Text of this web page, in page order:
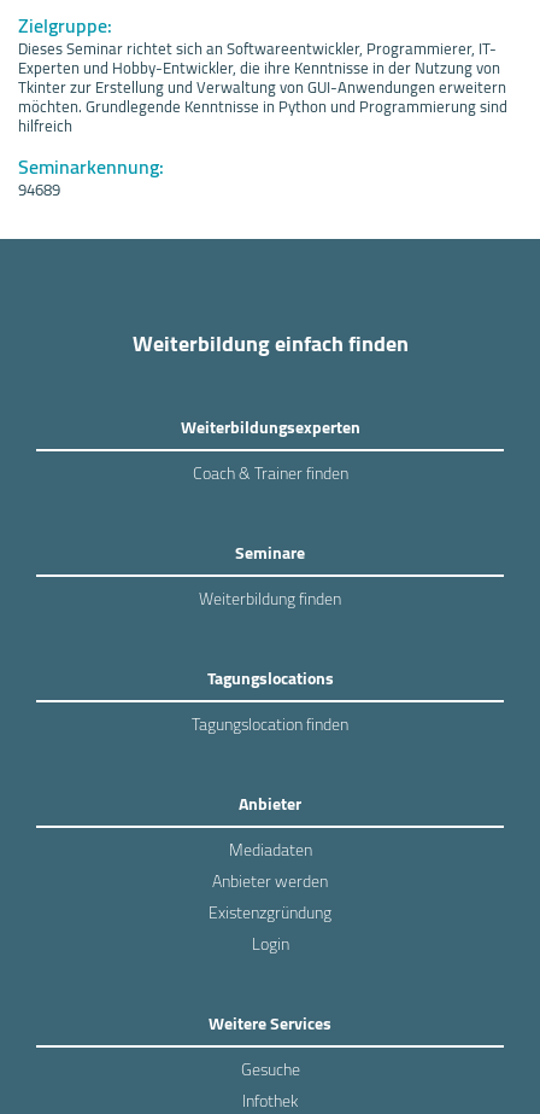
Zielgruppe:
Dieses Seminar richtet sich an Softwareentwickler, Programmierer, IT-
Experten und Hobby-Entwickler, die ihre Kenntnisse in der Nutzung von
Tkinter zur Erstellung und Verwaltung von GUI-Anwendungen erweitern
möchten. Grundlegende Kenntnisse in Python und Programmierung sind
hilfreich
Seminarkennung:
94689
Weiterbildung einfach finden
Weiterbildungsexperten
Coach & Trainer finden
Seminare
Weiterbildung finden
Tagungslocations
Tagungslocation finden
Anbieter
Mediadaten
Anbieter werden
Existenzgründung
Login
Weitere Services
Gesuche
Infothek